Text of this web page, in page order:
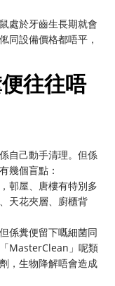
處於牙齒生長期就會
同設備價格都唔平，
往往唔
自己動手清理。但係
幾個盲點：
邨屋、唐樓有特別多
天花夾層、廚櫃背
係糞便留下嘅細菌同
MasterClean」呢類
，生物降解唔會造成